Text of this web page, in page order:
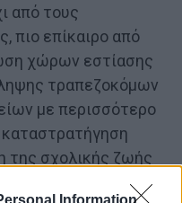
Information
από τους
πιο επίκαιρο από
χώρων εστίασης
τραπεζοκόμων
με περισσότερο
της σχολικής ζωής
κοινωνικής